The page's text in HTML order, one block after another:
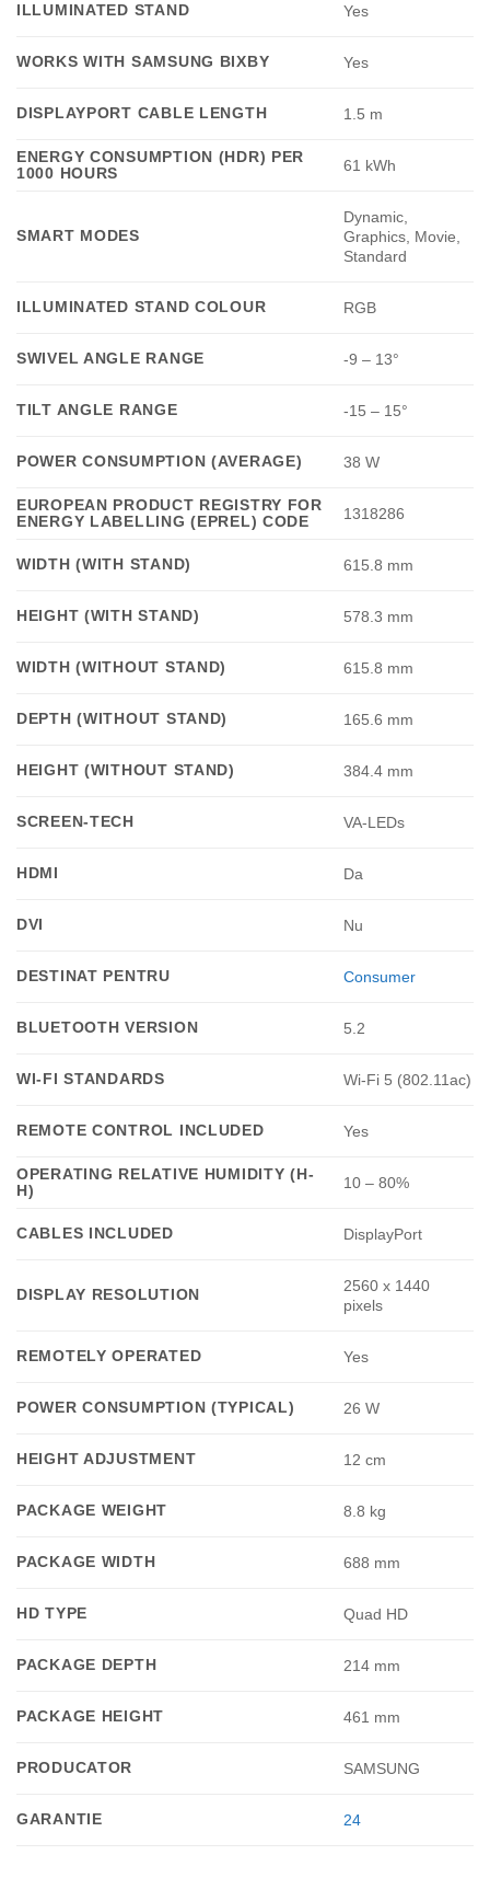
ILLUMINATED STAND Yes
WORKS WITH SAMSUNG BIXBY Yes
DISPLAYPORT CABLE LENGTH 1.5 m
ENERGY CONSUMPTION (HDR) PER
1000 HOURS
61 kWh
SMART MODES
Dynamic,
Graphics, Movie,
Standard
ILLUMINATED STAND COLOUR RGB
SWIVEL ANGLE RANGE -9 – 13°
TILT ANGLE RANGE -15 – 15°
POWER CONSUMPTION (AVERAGE) 38 W
EUROPEAN PRODUCT REGISTRY FOR
ENERGY LABELLING (EPREL) CODE
1318286
WIDTH (WITH STAND) 615.8 mm
HEIGHT (WITH STAND) 578.3 mm
WIDTH (WITHOUT STAND) 615.8 mm
DEPTH (WITHOUT STAND) 165.6 mm
HEIGHT (WITHOUT STAND) 384.4 mm
SCREEN-TECH VA-LEDs
HDMI Da
DVI Nu
DESTINAT PENTRU Consumer
BLUETOOTH VERSION 5.2
WI-FI STANDARDS Wi-Fi 5 (802.11ac)
REMOTE CONTROL INCLUDED Yes
OPERATING RELATIVE HUMIDITY (H-
H)
10 – 80%
CABLES INCLUDED DisplayPort
DISPLAY RESOLUTION
2560 x 1440
pixels
REMOTELY OPERATED Yes
POWER CONSUMPTION (TYPICAL) 26 W
HEIGHT ADJUSTMENT 12 cm
PACKAGE WEIGHT 8.8 kg
PACKAGE WIDTH 688 mm
HD TYPE Quad HD
PACKAGE DEPTH 214 mm
PACKAGE HEIGHT 461 mm
PRODUCATOR SAMSUNG
GARANTIE 24